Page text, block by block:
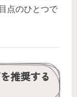
点のひとつで
推奨する